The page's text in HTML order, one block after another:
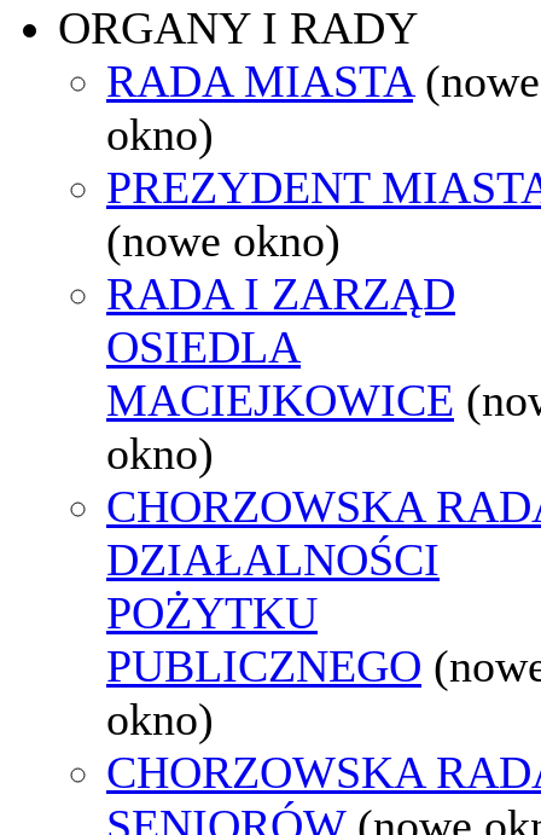
ORGANY I RADY
RADA MIASTA (nowe
okno)
PREZYDENT
(nowe okno)
RADA I ZARZĄD
OSIEDLA
MACIEJKOWICE
okno)
CHORZOWSKA
DZIAŁALNOŚCI
POŻYTKU
PUBLICZNEGO
okno)
CHORZOWSKA